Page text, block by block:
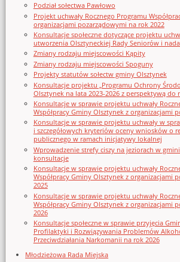
Podział sołectwa Pawłowo
Projekt uchwały Rocznego Programu
organizacjami pozarządowymi na rok 2022
Konsultacje społeczne dotyczące projektu
utworzenia Olsztyneckiej Rady Seniorów i
Zmiany rodzaju miejscowości Kąpity
Zmiany rodzaju miejscowości Spoguny
Projekty statutów sołectw gminy Olsztynek
Konsultacje projektu „Programu Ochrony
Olsztynek na lata 2023-2026 z perspektywą do
Konsultacje w sprawie projektu uchwały
Współpracy Gminy Olsztynek z organizacjami
Konsultacje w sprawie projektu uchwały w
i szczegółowych kryteriów oceny wniosków o
publicznego w ramach inicjatywy lokalnej
Wprowadzenie strefy ciszy na jeziorach w
konsultacje
Konsultacje w sprawie projektu uchwały
Współpracy Gminy Olsztynek z organizacjami
2025
Konsultacje w sprawie projektu uchwały
Współpracy Gminy Olsztynek z organizacjami
2026
Konsultacje społeczne w sprawie przyjęcia
Profilaktyki i Rozwiązywania Problemów
Przeciwdziałania Narkomanii na rok 2026
Młodzieżowa Rada Miejska